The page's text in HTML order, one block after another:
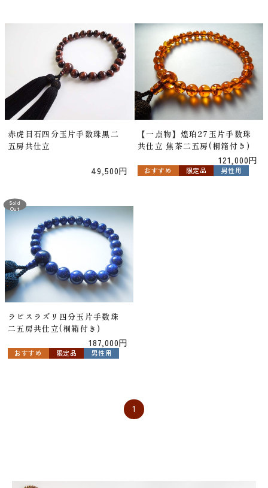
赤虎目石四分玉片手数珠黒二
五房共仕立
49,500円
【一点物】煌珀27玉片手数珠
共仕立 焦茶二五房(桐箱付き)
121,000円
おすすめ 限定品 男性用
Sold
Out
ラピスラズリ四分玉片手数珠
二五房共仕立(桐箱付き)
187,000円
おすすめ 限定品 男性用
1